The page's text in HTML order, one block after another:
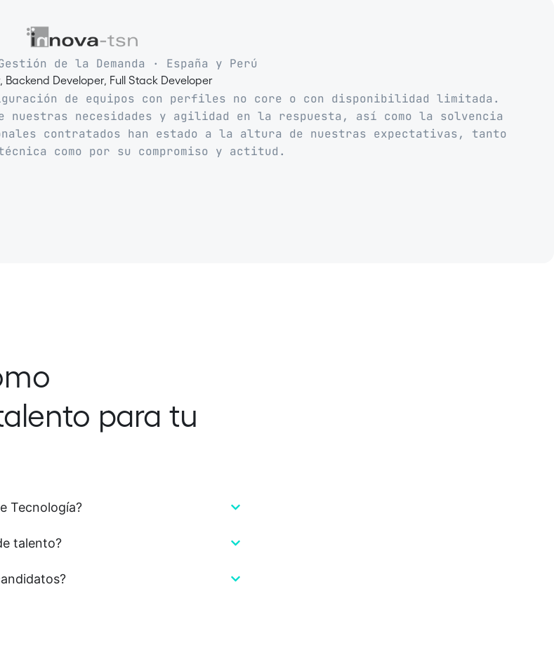
de la Demanda · España y Perú
Backend Developer, Full Stack Developer
de equipos con perfiles no core o con disponibilidad limitada.
nuestras necesidades y agilidad en la respuesta, así como la solvencia
contratados han estado a la altura de nuestras expectativas, tanto
como por su compromiso y actitud.
para tu
Tecnología?
talento?